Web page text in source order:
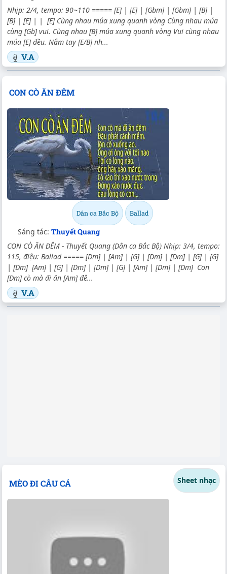
Nhịp: 2/4, tempo: 90~110 ===== [E] | [E] | [Gbm] | [Gbm] | [B] |
[B] | [E] | | [E] Cùng nhau múa xung quanh vòng Cùng nhau múa
cùng [Gb] vui. Cùng nhau [B] múa xung quanh vòng Vui cùng nhau
múa [E] đều. Nắm tay [E/B] nh...
V.A
CON CÒ ĂN ĐÊM
Dân ca Bắc Bộ Ballad
Sáng tác: Thuyết Quang
CON CÒ ĂN ĐÊM - Thuyết Quang (Dân ca Bắc Bộ) Nhịp: 3/4, tempo:
115, điệu: Ballad ===== [Dm] | [Am] | [G] | [Dm] | [Dm] | [G] | [G]
| [Dm] [Am] | [G] | [Dm] | [Dm] | [G] | [Am] | [Dm] | [Dm] Con
[Dm] cò mà đi ăn [Am] đê...
V.A
MÈO ĐI CÂU CÁ Sheet nhạc